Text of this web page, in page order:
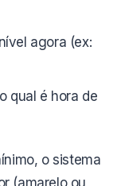
agora (ex:
qual é hora de
o sistema
(amarelo ou